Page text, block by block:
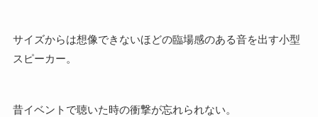
サイズからは想像できないほどの臨場感のある音を出す小型
スピーカー。
昔イベントで聴いた時の衝撃が忘れられない。